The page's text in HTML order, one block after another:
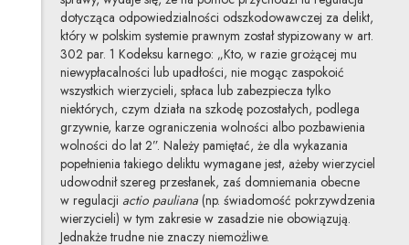
dotycząca odpowiedzialności odszkodowawczej za delikt,
który w polskim systemie prawnym został stypizowany w art.
302 par. 1 Kodeksu karnego: „Kto, w razie grożącej mu
niewypłacalności lub upadłości, nie mogąc zaspokoić
wszystkich wierzycieli, spłaca lub zabezpiecza tylko
niektórych, czym działa na szkodę pozostałych, podlega
grzywnie, karze ograniczenia wolności albo pozbawienia
wolności do lat 2”. Należy pamiętać, że dla wykazania
popełnienia takiego deliktu wymagane jest, ażeby wierzyciel
udowodnił szereg przesłanek, zaś domniemania obecne
w regulacji actio pauliana(np. świadomość pokrzywdzenia
wierzycieli) w tym zakresie w zasadzie nie obowiązują.
Jednakże trudne nie znaczy niemożliwe.